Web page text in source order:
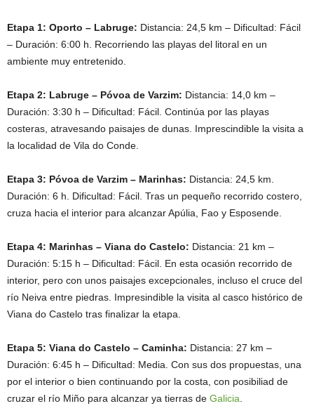
Etapa 1: Oporto – Labruge: Distancia: 24,5 km – Dificultad: Fácil
– Duración: 6:00 h. Recorriendo las playas del litoral en un
ambiente muy entretenido.
Etapa 2: Labruge – Póvoa de Varzim: Distancia: 14,0 km –
Duración: 3:30 h – Dificultad: Fácil. Continúa por las playas
costeras, atravesando paisajes de dunas. Imprescindible la visita a
la localidad de Vila do Conde.
Etapa 3: Póvoa de Varzim – Marinhas: Distancia: 24,5 km.
Duración: 6 h. Dificultad: Fácil. Tras un pequeño recorrido costero,
cruza hacia el interior para alcanzar Apúlia, Fao y Esposende.
Etapa 4: Marinhas – Viana do Castelo: Distancia: 21 km –
Duración: 5:15 h – Dificultad: Fácil. En esta ocasión recorrido de
interior, pero con unos paisajes excepcionales, incluso el cruce del
río Neiva entre piedras. Impresindible la visita al casco histórico de
Viana do Castelo tras finalizar la etapa.
Etapa 5: Viana do Castelo – Caminha: Distancia: 27 km –
Duración: 6:45 h – Dificultad: Media. Con sus dos propuestas, una
por el interior o bien continuando por la costa, con posibiliad de
cruzar el río Miño para alcanzar ya tierras de Galicia